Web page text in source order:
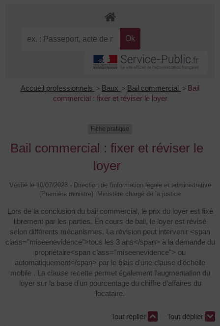
Accueil professionnels > Baux > Bail commercial > Bail
commercial : fixer et réviser le loyer
Fiche pratique
Bail commercial : fixer et réviser le
loyer
Vérifié le 10/07/2023 - Direction de l'information légale et administrative
(Première ministre), Ministère chargé de la justice
Lors de la conclusion du bail commercial, le prix du loyer est fixé
librement par les parties. En cours de bail, le loyer est révisé
selon différents mécanismes. La révision peut intervenir <span
class="miseenevidence">tous les 3 ans</span> à la demande du
propriétaire<span class="miseenevidence"> ou
automatiquement</span> par le biais d'une clause d'échelle
mobile . La clause recette permet également l'augmentation du
loyer sur la base d'un pourcentage du chiffre d'affaires du
locataire.
Tout replier Tout déplier